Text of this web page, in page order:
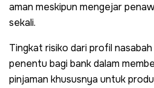
aman meskipun mengejar
sekali.
Tingkat risiko dari profil
penentu bagi bank dalam
pinjaman khususnya untuk